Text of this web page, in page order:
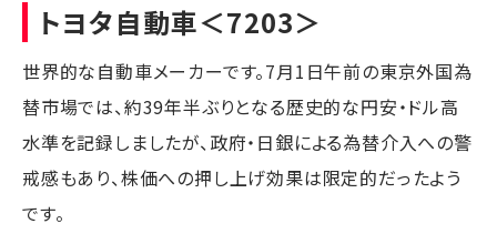
トヨタ自動車＜7203＞
世界的な自動車メーカーです。7月1日午前の東京外国為
替市場では、約39年半ぶりとなる歴史的な円安・ドル高
水準を記録しましたが、政府・日銀による為替介入への警
戒感もあり、株価への押し上げ効果は限定的だったよう
です。